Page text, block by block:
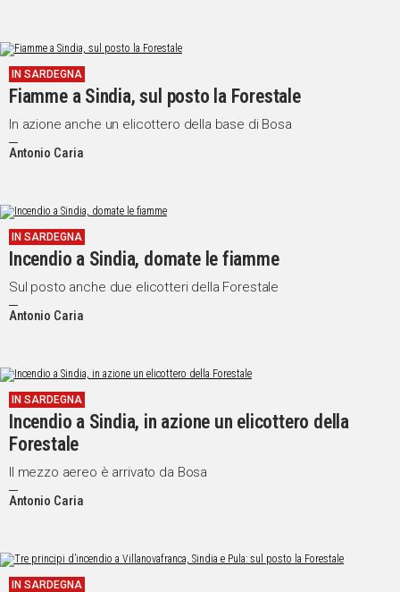
IN SARDEGNA
Fiamme a Sindia, sul posto la Forestale
In azione anche un elicottero della base di Bosa
Antonio Caria
IN SARDEGNA
Incendio a Sindia, domate le fiamme
Sul posto anche due elicotteri della Forestale
Antonio Caria
IN SARDEGNA
Incendio a Sindia, in azione un elicottero della
Forestale
Il mezzo aereo è arrivato da Bosa
Antonio Caria
IN SARDEGNA